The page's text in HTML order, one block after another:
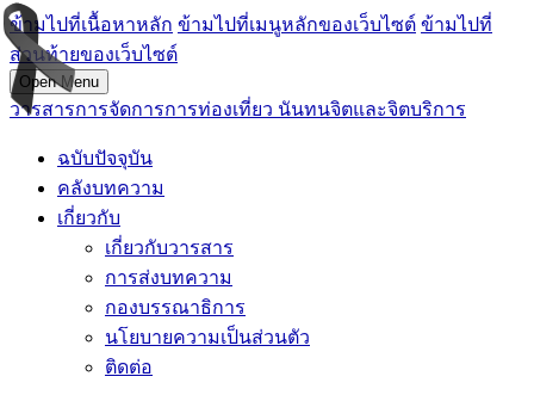
ข้ามไปที่เนื้อหาหลัก ข้ามไปที่เมนูหลักของเว็บไซต์ ข้ามไปที่
ส่วนท้ายของเว็บไซต์
Open Menu
วารสารการจัดการการท่องเที่ยว นันทนจิตและจิตบริการ
ฉบับปัจจุบัน
คลังบทความ
เกี่ยวกับ
เกี่ยวกับวารสาร
การส่งบทความ
กองบรรณาธิการ
นโยบายความเป็นส่วนตัว
ติดต่อ